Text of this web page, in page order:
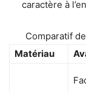
caractère à
Comparatif
Matériau